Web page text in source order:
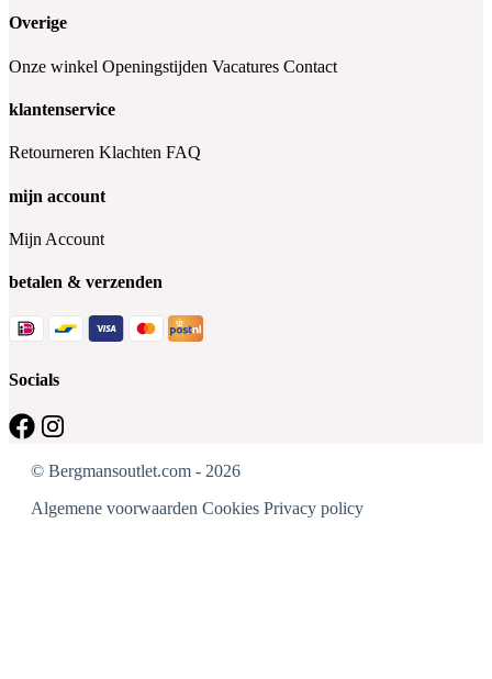
Overige
Onze winkel Openingstijden Vacatures Contact
klantenservice
Retourneren Klachten FAQ
mijn account
Mijn Account
betalen & verzenden
Socials
© Bergmansoutlet.com - 2026
Algemene voorwaarden Cookies Privacy policy